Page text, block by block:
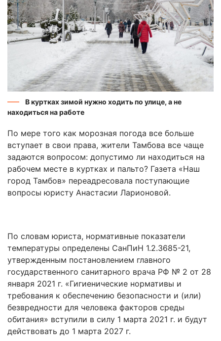
В куртках зимой нужно ходить по улице, а не
находиться на работе
По мере того как морозная погода все больше
вступает в свои права, жители Тамбова все чаще
задаются вопросом: допустимо ли находиться на
рабочем месте в куртках и пальто? Газета «Наш
город Тамбов» переадресовала поступающие
вопросы юристу Анастасии Ларионовой.
По словам юриста, нормативные показатели
температуры определены СанПиН 1.2.3685-21,
утвержденным постановлением главного
государственного санитарного врача РФ № 2 от 28
января 2021 г. «Гигиенические нормативы и
требования к обеспечению безопасности и (или)
безвредности для человека факторов среды
обитания» вступили в силу 1 марта 2021 г. и будут
действовать до 1 марта 2027 г.